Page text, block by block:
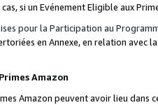
si un Evénement Eligible aux
pour la Participation au
en Annexe, en relation avec
Amazon
Amazon peuvent avoir lieu dans